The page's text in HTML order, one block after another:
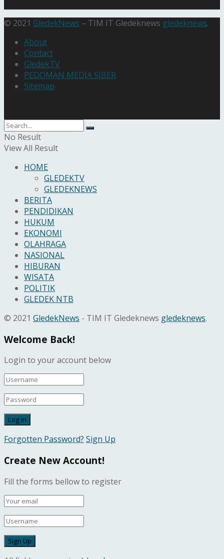
© 2021 GledekNews – TIM IT Gledeknews gledeknews.
About
Contact
GledekTV
PEDOMAN MEDIA SIBER
Sitemap
No Result
View All Result
HOME
GLEDEKTV
GLEDEKNEWS
BERITA
PENDIDIKAN
HUKUM
EKONOMI
OLAHRAGA
NASIONAL
HIBURAN
WISATA
POLITIK
GLEDEK NTB
© 2021 GledekNews - TIM IT Gledeknews gledeknews.
Welcome Back!
Login to your account below
Forgotten Password? Sign Up
Create New Account!
Fill the forms bellow to register